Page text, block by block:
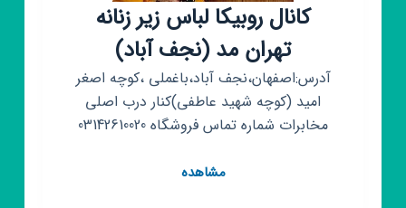
کانال روبیکا لباس زیر زنانه
تهران مد (نجف آباد)
آدرس:اصفهان،نجف آباد،باغملی ،کوچه اصغر
امید (کوچه شهید عاطفی)کنار درب اصلی
مخابرات شماره تماس فروشگاه 03142610020
مشاهدهکانال